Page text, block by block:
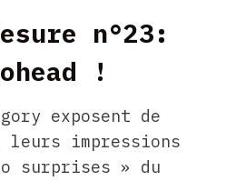
n°23:
!
exposent de
leurs impressions
surprises » du